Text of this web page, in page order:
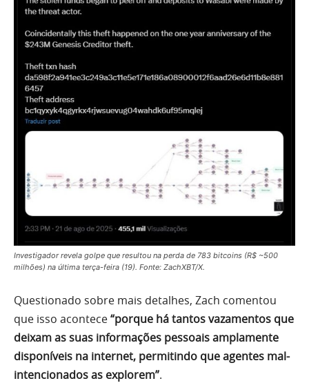
Investigador revela golpe que resultou na perda de 783 bitcoins (R$ ~500
milhões) na última terça-feira (19). Fonte: ZachXBT/X.
Questionado sobre mais detalhes, Zach comentou
que isso acontece“porque há tantos vazamentos que
deixam as suas informações pessoais amplamente
disponíveis na internet, permitindo que agentes mal-
intencionados as explorem”.